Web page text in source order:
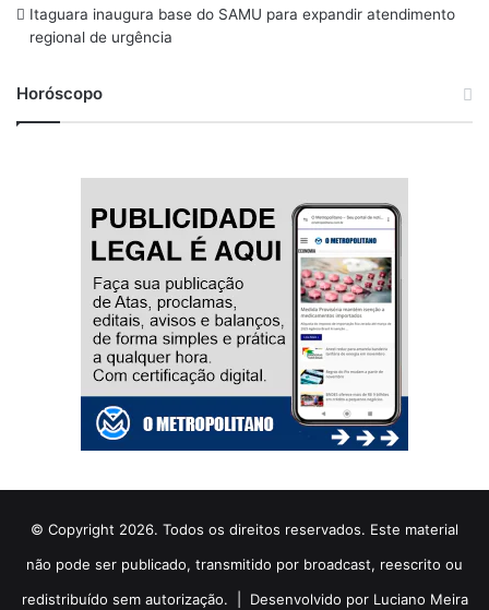
Itaguara inaugura base do SAMU para expandir atendimento
regional de urgência
Horóscopo
© Copyright 2026. Todos os direitos reservados. Este material
não pode ser publicado, transmitido por broadcast, reescrito ou
redistribuído sem autorização. | Desenvolvido por Luciano Meira